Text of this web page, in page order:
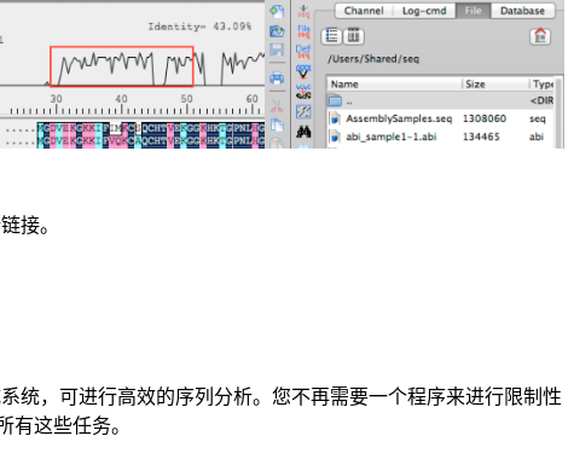
接。
统，可进行高效的序列分析。您不再需要一个程序来进行限制性
这些任务。